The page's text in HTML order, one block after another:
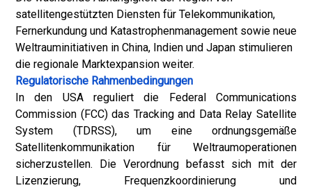
satellitengestützten Diensten für Telekommunikation,
Fernerkundung und Katastrophenmanagement sowie neue
Weltrauminitiativen in China, Indien und Japan stimulieren
die regionale Marktexpansion weiter.
Regulatorische Rahmenbedingungen
In den USA reguliert die Federal Communications
Commission (FCC) das Tracking and Data Relay Satellite
System (TDRSS), um eine ordnungsgemäße
Satellitenkommunikation für Weltraumoperationen
sicherzustellen. Die Verordnung befasst sich mit der
Lizenzierung, Frequenzkoordinierung und